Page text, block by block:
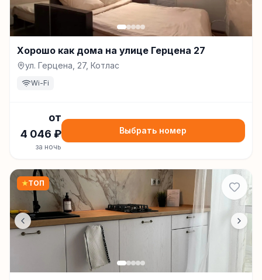
Хорошо как дома на улице Герцена 27
ул. Герцена, 27, Котлас
Wi-Fi
от
4 046 ₽
за ночь
Выбрать номер
★ТОП